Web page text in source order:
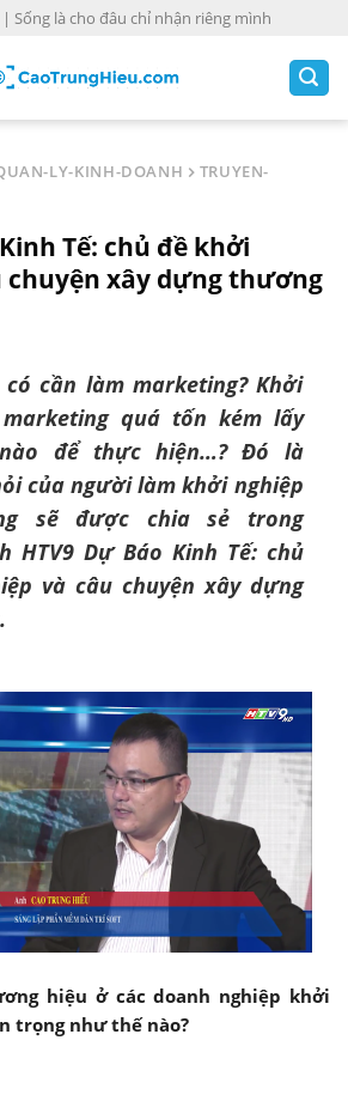
Sống là cho đâu chỉ nhận riêng mình
LY-KINH-DOANH
TRUYEN-
Tế: chủ đề khởi
chuyện xây dựng thương
cần làm marketing? Khởi
quá tốn kém lấy
để thực hiện…? Đó là
của người làm khởi nghiệp
sẽ được chia sẻ trong
HTV9 Dự Báo Kinh Tế: chủ
và câu chuyện xây dựng
hiệu ở các doanh nghiệp khởi
trọng như thế nào?